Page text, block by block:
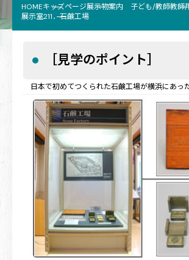
HOMEキッズページ展示物案内 子ども/教師教師
展示室211．石鹸工場
［見学のポイント］
日本で初めてつくられた石鹸工場が横浜にあっ